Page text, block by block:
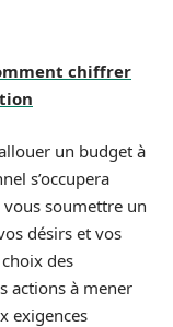
chiffrer
un budget à
s’occupera
vous soumettre un
désirs et vos
des
actions à mener
exigences